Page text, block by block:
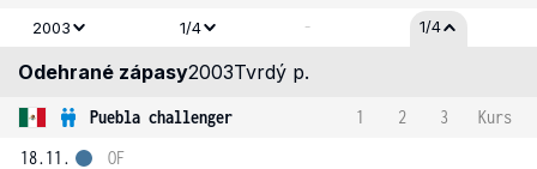
2003
1/4 - 1/4
Odehrané zápasy2003Tvrdý p.
Puebla challenger 1 2 3
Kurs
18.11.
OF